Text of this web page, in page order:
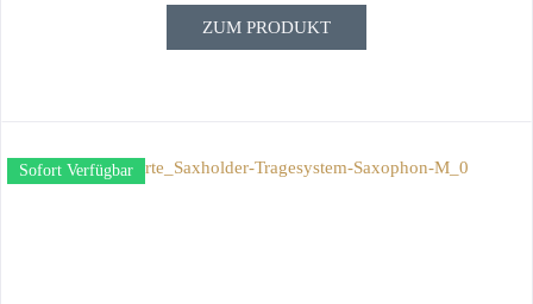
ZUM PRODUKT
Sofort Verfügbar